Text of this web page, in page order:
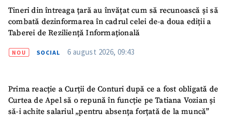
Tineri din întreaga țară au învățat cum să recunoască și să
combată dezinformarea în cadrul celei de-a doua ediții a
Taberei de Reziliență Informațională
NOU SOCIAL 6 august 2026, 09:43
Prima reacție a Curții de Conturi după ce a fost obligată de
Curtea de Apel să o repună în funcție pe Tatiana Vozian și
să-i achite salariul „pentru absența forțată de la muncă”
Mesajul știrei
+ Mesajul știrei
CONTACT SURSĂ
Sursă anonimă